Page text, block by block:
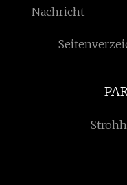
Nachricht